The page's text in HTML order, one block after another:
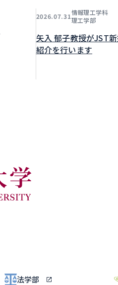
2026.07.31情報理工学科
理工学部
矢入 郁子教授がJST
紹介を行います
法学部